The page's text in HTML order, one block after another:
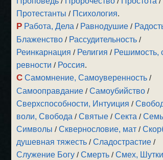
Протестанты / Психология.
Р Работа, Дела / Равнодушие /
Блаженство / Рассудительность /
Реинкарнация / Религия / Решимость,
ревности / Россия.
С Самомнение, Самоуверенность /
Самооправдание /Самоубийство /
Сверхспособности, Интуиция /
воли, Свобода /Святые /Секта /
Символы /Сквернословие, мат /
душевная тяжесть /Сладострастие /
Служение Богу /Смерть /Смех, Шутки